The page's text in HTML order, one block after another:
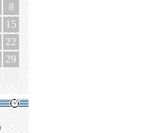
8
15
22
29